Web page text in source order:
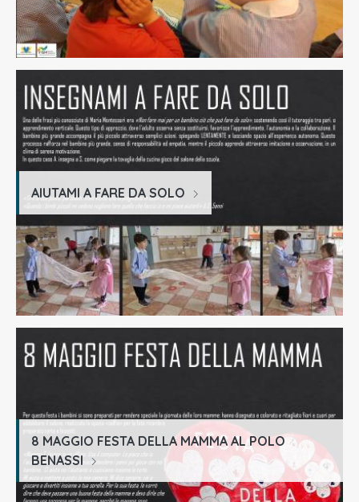
AIUTAMI A FARE DA SOLO
8 MAGGIO FESTA DELLA MAMMA AL POLO
BENASSI